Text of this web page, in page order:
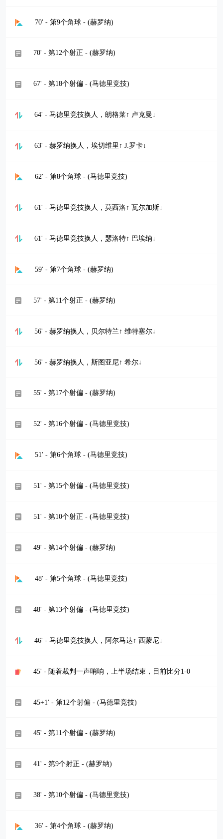
70' - 第9个角球 - (赫罗纳)
70' - 第12个射正 - (赫罗纳)
67' - 第18个射偏 - (马德里竞技)
64' - 马德里竞技换人，朗格莱↑ 卢克曼↓
63' - 赫罗纳换人，埃切维里↑ J.罗卡↓
62' - 第8个角球 - (马德里竞技)
61' - 马德里竞技换人，莫西洛↑ 瓦尔加斯↓
61' - 马德里竞技换人，瑟洛特↑ 巴埃纳↓
59' - 第7个角球 - (赫罗纳)
57' - 第11个射正 - (赫罗纳)
56' - 赫罗纳换人，贝尔特兰↑ 维特塞尔↓
56' - 赫罗纳换人，斯图亚尼↑ 希尔↓
55' - 第17个射偏 - (赫罗纳)
52' - 第16个射偏 - (马德里竞技)
51' - 第6个角球 - (马德里竞技)
51' - 第15个射偏 - (马德里竞技)
51' - 第10个射正 - (马德里竞技)
49' - 第14个射偏 - (赫罗纳)
48' - 第5个角球 - (马德里竞技)
48' - 第13个射偏 - (马德里竞技)
46' - 马德里竞技换人，阿尔马达↑ 西蒙尼↓
45' - 随着裁判一声哨响，上半场结束，目前比分1-0
45+1' - 第12个射偏 - (马德里竞技)
45' - 第11个射偏 - (赫罗纳)
41' - 第9个射正 - (赫罗纳)
38' - 第10个射偏 - (马德里竞技)
36' - 第4个角球 - (赫罗纳)